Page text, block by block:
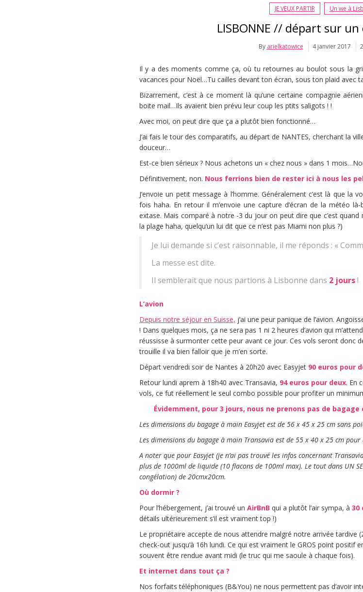
JE VEUX PARTIR Un we à
LISBONNE // départ sur
By arielkatowice 4 janvier 2017
Il y a des moments comme ça, où tu retournes au boulot sous la
vacances pour Noël…Tu cailles devant ton écran, sous ton plaid avec
Bizarrement, c’est à ce moment là qu’une certaine compagnie
boite mail…Ils avaient bien prévu leur coup les ptits saligots ! !
Avec moi, on peut dire que ça a plutôt bien fonctionné…
J’ai fais le tour des comparatifs, au départ de NANTES, cherchant la
douceur…
Est-ce bien sérieux ? Nous achetons un « chez nous » dans 1
Définitivement, non. Nous ferrions bien de rester ici à nous les
J’envoie un petit message à l’homme. Généralement c’est là que
fois haha. En retour il m’envoie une capture d’écran de la météo
extase. Mais comparé à notre -3 du jour on peut dire que c’est
la plage haha, quelqu’un lui dit que ce n’est pas Miami non plus ?)
Je lui demande si c’est raisonnable, il me réponds : «
La messe est dite.
Il semblerait que nous partions à Lisbonne dans 2 jours!
L’avion
Depuis notre séjour en Suisse, j’ai une peur panique de l’avion.
! Dans quelques mois, ça ne sera pas 1 ni 2 heures d’avion qui
réussisse à surmonter cette peur avant ce jour. Ces vols seront donc
trouille il va bien falloir que je m’en sorte.
Départ vendredi soir de Nantes à 20h20 avec Easyjet 90 euros pour
Retour lundi aprem à 18h40 avec Transavia, 94 euros pour deux. En
vols, ce fut réellement le seul combo possible pour profiter un
Évidemment, pour 3 jours, nous ne prenons pas de bagage
Les dimensions du bagage à main Easyjet est de 56 x 45 x 25 cm sans
Les dimensions du bagage à main Transavia est de 55 x 40 x 25 cm
A noter que pour Easyjet (je n’ai pas trouvé les infos concernant
plus de 1000ml de liquide (10 flacons de 100ml max). Le tout dans UN
congélation) de 20cmx20cm.
Où dormir ?
Pour l’hébergement, j’ai trouvé un AirBnB qui a plutôt l’air sympa, à 30
détails ultérieurement s’il est vraiment top !)
Le propriétaire accepte de nous attendre malgré notre arrivée tardive
check-out jusqu’à 16h lundi. Ce qui est vraiment le GROS point
souvent être rendue avant midi (le truc qui me saoule à chaque fois).
Et internet dans tout ça ?
Nos forfaits téléphoniques (B&You) ne nous permettent pas d’avoir